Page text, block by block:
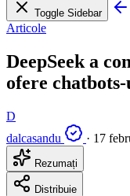
Toggle Sidebar
Articole
DeepSeek a
ofere
D
dalcasandu
· 17
Rezumați
Distribuie